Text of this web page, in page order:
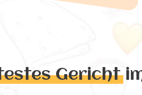
Gericht